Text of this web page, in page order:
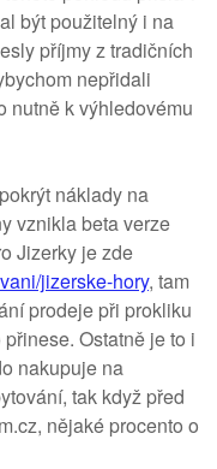
být použitelný i na
příjmy z tradičních
nepřidali
nutně k výhledovému
náklady na
vznikla beta verze
Jizerky je zde
jizerske-hory, tam
prodeje při prokliku
Ostatně je to i
nakupuje na
tak když před
nějaké procento o